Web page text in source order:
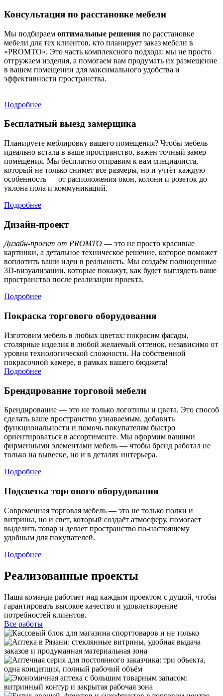
Консультация по расстановке мебели
Мы подбираем оптимальные решения по расстановке
мебели для тех клиентов, кто планирует заказ мебели в
«PROMTO». Это часть комплексного подхода: мы не просто
отгружаем изделия, а помогаем вам продумать их размещение
в вашем помещении для максимального удобства и
эффективности пространства.
Подробнее
Бесплатный выезд замерщика
Планируете меблировку вашего помещения? Чтобы мебель
идеально встала в ваше пространство, важен точный замер
помещения. Мы бесплатно отправим к вам специалиста,
который не только снимет все размеры, но и учтёт каждую
особенность — от расположения окон, колонн и розеток до
уклона пола и коммуникаций.
Подробнее
Дизайн-проект
Дизайн-проект от PROMTO — это не просто красивые
картинки, а детальное техническое решение, которое поможет
воплотить ваши идеи в реальность. Мы создаём полноценные
3D-визуализации, которые покажут, как будет выглядеть ваше
пространство после реализации проекта.
Подробнее
Покраска торгового оборудования
Изготовим мебель в любых цветах: покрасим фасады,
столярные изделия в любой желаемый оттенок, независимо от
уровня технологической сложности. На собственной
покрасочной камере, в рамках вашего бюджета!
Подробнее
Брендирование торговой мебели
Брендирование — это не только логотипы и цвета. Это способ
сделать ваше пространство узнаваемым, добавить
функциональности и помочь покупателям быстро
ориентироваться в ассортименте. Мы оформим вашими
фирменными элементами мебель — чтобы бренд работал не
только на вывеске, но и в деталях интерьера.
Подробнее
Подсветка торгового оборудования
Современная торговая мебель — это не только полки и
витрины, но и свет, который создаёт атмосферу, помогает
выделить товар и делает пространство по-настоящему
удобным для покупателей.
Подробнее
Реализованные проекты
Наша команда работает над каждым проектом с душой, чтобы
гарантировать высокое качество и удовлетворение
потребностей клиентов.
Все работы